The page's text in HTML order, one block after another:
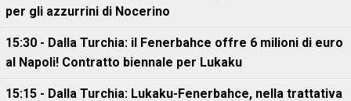
per gli azzurrini di Nocerino
15:30 - Dalla Turchia: il Fenerbahce offre 6 milioni di euro
al Napoli! Contratto biennale per Lukaku
15:15 - Dalla Turchia: Lukaku-Fenerbahce, nella trattativa